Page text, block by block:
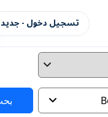
تسجيل دخول - جديد